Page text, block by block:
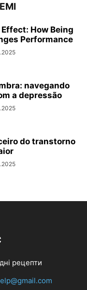
How Being
Performance
navegando
a depressão
do transtorno
рецепти